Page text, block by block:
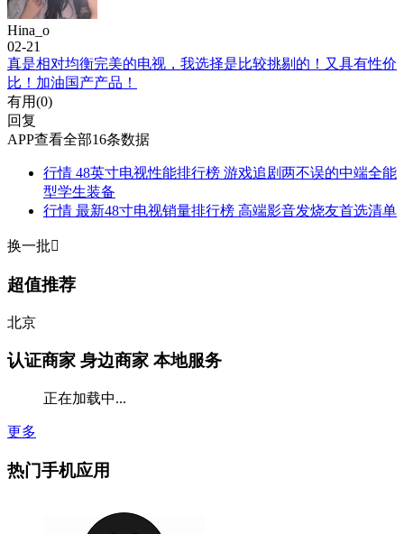
Hina_o
02-21
真是相对均衡完美的电视，我选择是比较挑剔的！又具有性价
比！加油国产产品！
有用(0)
回复
APP查看全部16条数据
行情 48英寸电视性能排行榜 游戏追剧两不误的中端全能
型学生装备
行情 最新48寸电视销量排行榜 高端影音发烧友首选清单
换一批
超值推荐
北京
认证商家 身边商家 本地服务
正在加载中...
更多
热门手机应用